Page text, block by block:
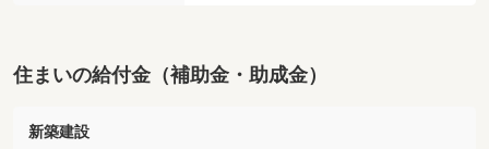
住まいの給付金（補助金・助成金）
新築建設